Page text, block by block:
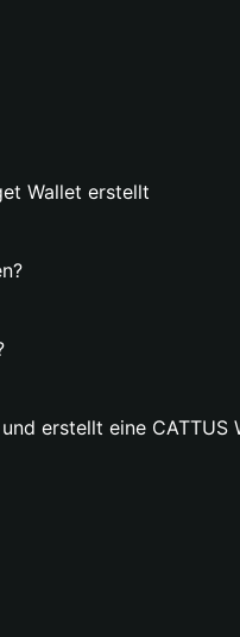
Wallet erstellt
erstellt eine CATTUS